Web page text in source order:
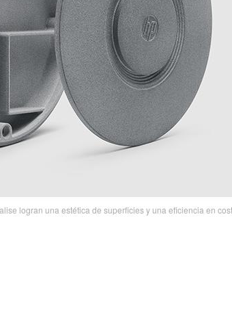
logran una estética de superficies y una eficiencia en